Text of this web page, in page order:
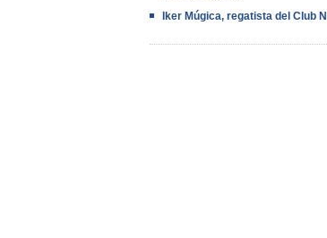
Iker Múgica, regatista del Club